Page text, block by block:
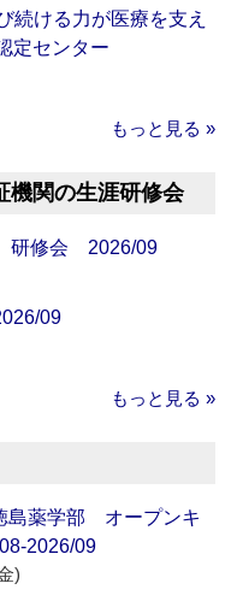
続ける力が医療を支え
定センター
もっと見る »
機関の生涯研修会
研修会 2026/09
09
もっと見る »
薬学部 オープンキ
2026/09
)